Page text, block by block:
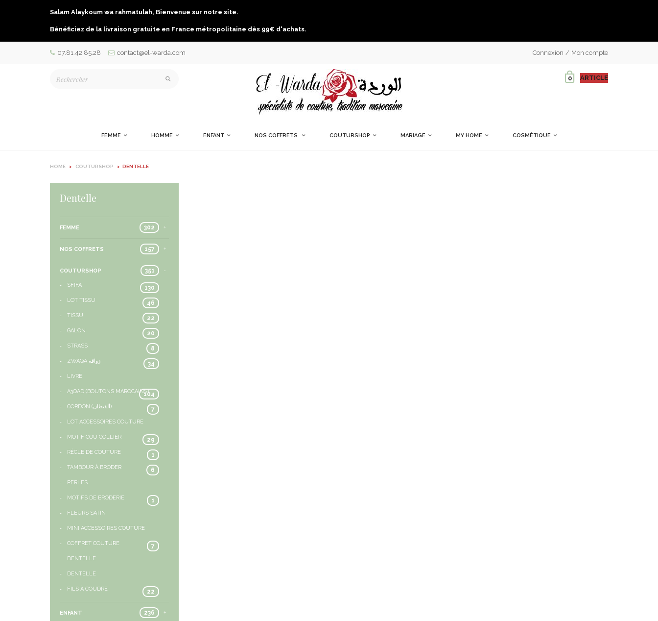
Salam Alaykoum wa rahmatulah, Bienvenue sur notre site.
Bénéficiez de la livraison gratuite en France métropolitaine dès 99€ d'achats.
contact@el-warda.com
07.81.42.85.28 Connexion Mon compte
0 ARTICLE
FEMME HOMME ENFANT NOS COFFRETS COUTURSHOP MARIAGE MY HOME COSMÉTIQUE
HOME > COUTURSHOP > DENTELLE
Dentelle
FEMME 302
NOS COFFRETS 157
COUTURSHOP 351
SFIFA 130
LOT TISSU 46
TISSU 22
GALON 20
STRASS 8
ZWAQA زواقة 34
LIVRE
A3QAD (BOUTONS MAROCAINS)104
CORDON (ألقيطان) 7
LOT ACCESSOIRES COUTURE
MOTIF COU COLLIER 29
RÈGLE DE COUTURE 1
TAMBOUR À BRODER 6
PERLES
MOTIFS DE BRODERIE 1
FLEURS SATIN
MINI ACCESSOIRES COUTURE
COFFRET COUTURE 7
DENTELLE
DENTELLE
FILS À COUDRE 22
ENFANT 236